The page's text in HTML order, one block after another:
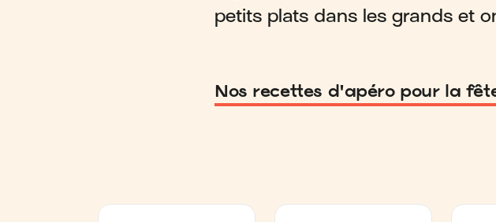
petits plats dans les grands et
Nos recettes d'apéro pour la